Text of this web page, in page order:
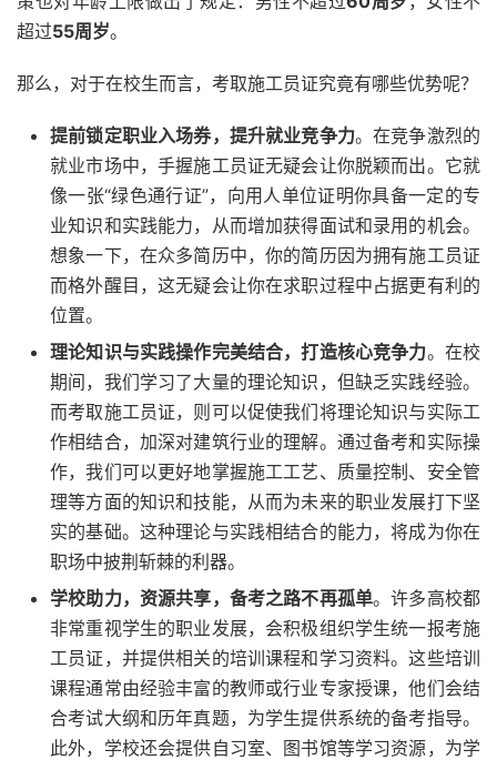
超过55周岁。
那么，对于在校生而言，考取施工员证究竟有哪些优势呢？
提前锁定职业入场券，提升就业竞争力。在竞争激烈的
就业市场中，手握施工员证无疑会让你脱颖而出。它就
像一张“绿色通行证”，向用人单位证明你具备一定的专
业知识和实践能力，从而增加获得面试和录用的机会。
想象一下，在众多简历中，你的简历因为拥有施工员证
而格外醒目，这无疑会让你在求职过程中占据更有利的
位置。
理论知识与实践操作完美结合，打造核心竞争力。在校
期间，我们学习了大量的理论知识，但缺乏实践经验。
而考取施工员证，则可以促使我们将理论知识与实际工
作相结合，加深对建筑行业的理解。通过备考和实际操
作，我们可以更好地掌握施工工艺、质量控制、安全管
理等方面的知识和技能，从而为未来的职业发展打下坚
实的基础。这种理论与实践相结合的能力，将成为你在
职场中披荆斩棘的利器。
学校助力，资源共享，备考之路不再孤单。许多高校都
非常重视学生的职业发展，会积极组织学生统一报考施
工员证，并提供相关的培训课程和学习资料。这些培训
课程通常由经验丰富的教师或行业专家授课，他们会结
合考试大纲和历年真题，为学生提供系统的备考指导。
此外，学校还会提供自习室、图书馆等学习资源，为学